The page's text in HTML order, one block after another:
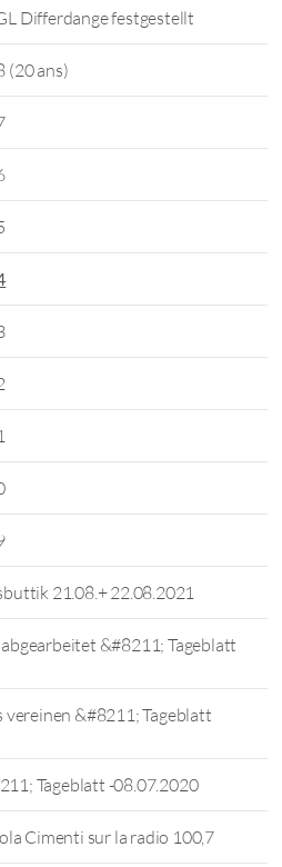
Differdange festgestellt
(20 ans)
21.08.+ 22.08.2021
&#8211; Tageblatt
&#8211; Tageblatt
Tageblatt -08.07.2020
Cimenti sur la radio 100,7